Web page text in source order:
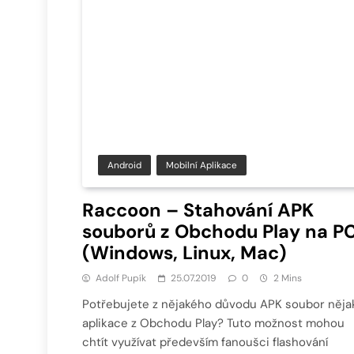
Android Mobilní Aplikace
Raccoon – Stahování APK
souborů z Obchodu Play na
(Windows, Linux, Mac)
Adolf Pupík 25.07.2019 0 2 Mins
Potřebujete z nějakého důvodu APK soubor
aplikace z Obchodu Play? Tuto možnost mohou
chtít využívat především fanoušci flashování